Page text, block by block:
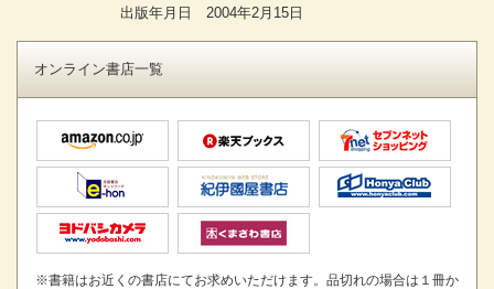
出版年月日
2004年2月15日
オンライン書店一覧
※書籍はお近くの書店にてお求めいただけます。品切れの場合は１冊か